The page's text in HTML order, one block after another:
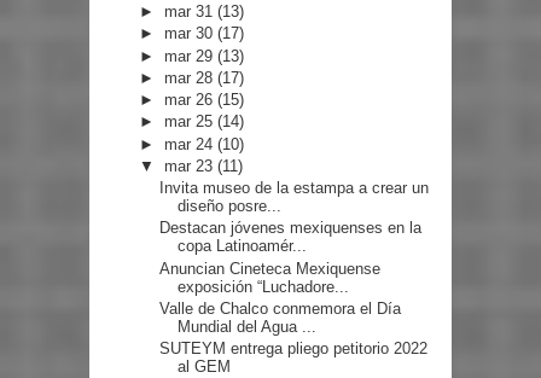
► mar 31(13)
► mar 30(17)
► mar 29(13)
► mar 28(17)
► mar 26(15)
► mar 25(14)
► mar 24(10)
▼ mar 23(11)
Invita museo de la estampa a crear un
diseño posre...
Destacan jóvenes mexiquenses en la
copa Latinoamér...
Anuncian Cineteca Mexiquense
exposición “Luchadore...
Valle de Chalco conmemora el Día
Mundial del Agua ...
SUTEYM entrega pliego petitorio 2022
al GEM